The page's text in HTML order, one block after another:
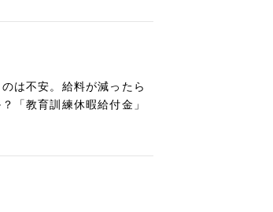
は不安。給料が減ったら
「教育訓練休暇給付金」